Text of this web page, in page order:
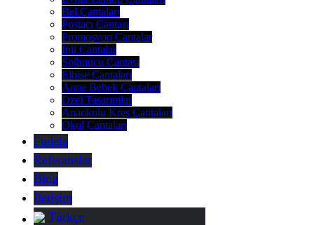
Bel Çantaları
Postacı Çantası
Promosyon Çantalar
İpli Çantalar
Soğutucu Çantası
Elbise Çantaları
Anne Bebek Çantaları
Özel Tasarımlar
Anaokulu Kreş Çantaları
Okul Çantaları
Fudela
Referanslar
Blog
İletişim
Türkçe